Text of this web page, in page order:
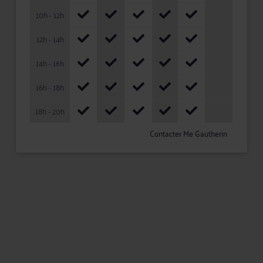
10h - 12h
12h - 14h
14h - 16h
16h - 18h
18h - 20h
Contacter Me Gautherin